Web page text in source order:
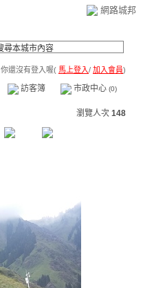
網路城邦
你還沒有登入喔( 馬上登入/ 加入會員)
訪客簿 市政中心 (0)
瀏覽人次 148